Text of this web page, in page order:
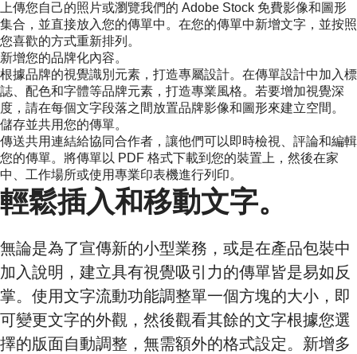
上傳您自己的照片或瀏覽我們的 Adobe Stock 免費影像和圖形
集合，並直接放入您的傳單中。在您的傳單中新增文字，並按照
您喜歡的方式重新排列。
新增您的品牌化內容。
根據品牌的視覺識別元素，打造專屬設計。在傳單設計中加入標
誌、配色和字體等品牌元素，打造專業風格。若要增加視覺深
度，請在每個文字段落之間放置品牌影像和圖形來建立空間。
儲存並共用您的傳單。
傳送共用連結給協同合作者，讓他們可以即時檢視、評論和編輯
您的傳單。將傳單以 PDF 格式下載到您的裝置上，然後在家
中、工作場所或使用專業印表機進行列印。
輕鬆插入和移動文字。
無論是為了宣傳新的小型業務，或是在產品包裝中
加入說明，建立具有視覺吸引力的傳單皆是易如反
掌。使用文字流動功能調整單一個方塊的大小，即
可變更文字的外觀，然後觀看其餘的文字根據您選
擇的版面自動調整，無需額外的格式設定。新增多